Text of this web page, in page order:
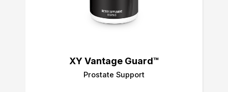
XY Vantage Guard™
Prostate Support